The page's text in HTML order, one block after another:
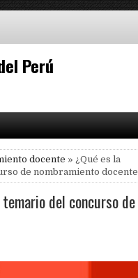
Perú
docente » ¿Qué es la
de nombramiento docente
del concurso de